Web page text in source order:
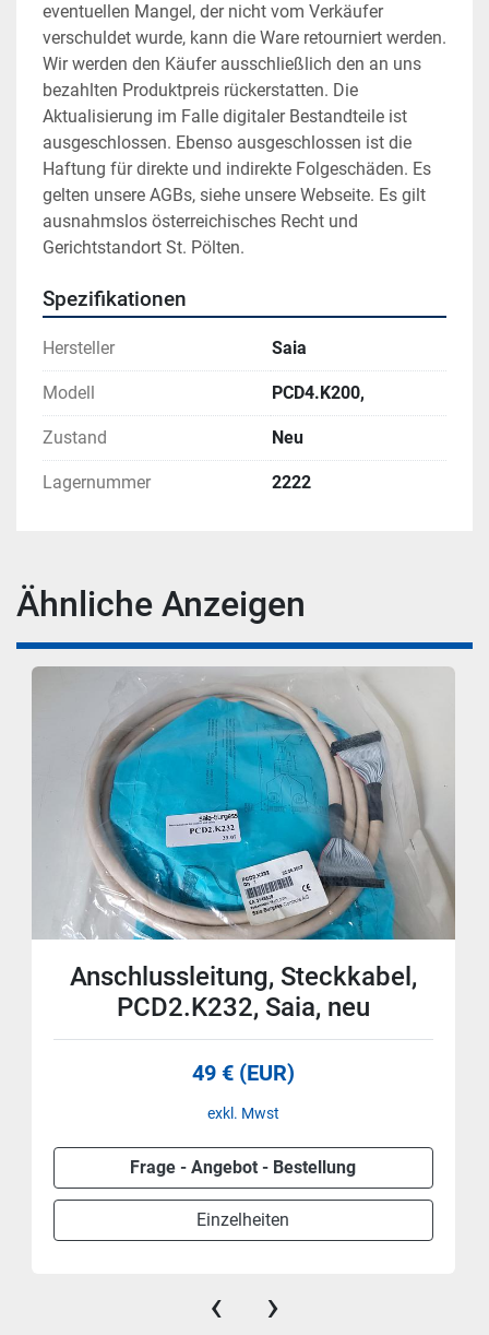
eventuellen Mangel, der nicht vom Verkäufer
verschuldet wurde, kann die Ware retourniert werden.
Wir werden den Käufer ausschließlich den an uns
bezahlten Produktpreis rückerstatten. Die
Aktualisierung im Falle digitaler Bestandteile ist
ausgeschlossen. Ebenso ausgeschlossen ist die
Haftung für direkte und indirekte Folgeschäden. Es
gelten unsere AGBs, siehe unsere Webseite. Es gilt
ausnahmslos österreichisches Recht und
Gerichtstandort St. Pölten.
Spezifikationen
Hersteller Saia
Modell PCD4.K200,
Zustand Neu
Lagernummer 2222
Ähnliche Anzeigen
Anschlussleitung, Steckkabel,
PCD2.K232, Saia, neu
49 € (EUR)
exkl. Mwst
Frage - Angebot - Bestellung
Einzelheiten
‹ ›